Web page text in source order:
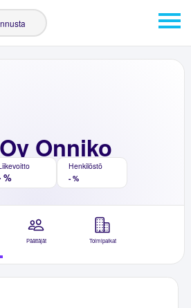
Onniko
%
Henkilöstö
- %
Päättäjät Toimipaikat